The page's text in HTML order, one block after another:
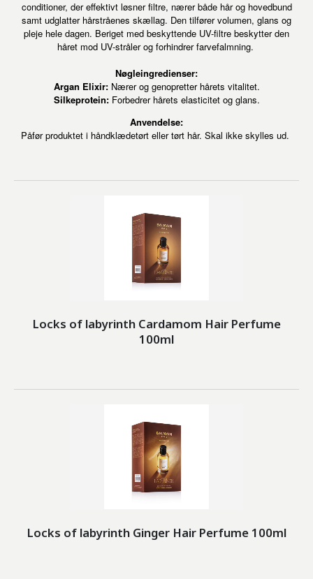
conditioner, der effektivt løsner filtre, nærer både hår og hovedbund
samt udglatter hårstråenes skællag. Den tilfører volumen, glans og
pleje hele dagen. Beriget med beskyttende UV-filtre beskytter den
håret mod UV-stråler og forhindrer farvefalmning.
Nøgleingredienser:
Argan Elixir:Nærer og genopretter hårets vitalitet.
Silkeprotein:Forbedrer hårets elasticitet og glans.
Anvendelse:
Påfør produktet i håndklædetørt eller tørt hår. Skal ikke skylles ud.
Locks of labyrinth Cardamom Hair Perfume
100ml
Locks of labyrinth Ginger Hair Perfume 100ml